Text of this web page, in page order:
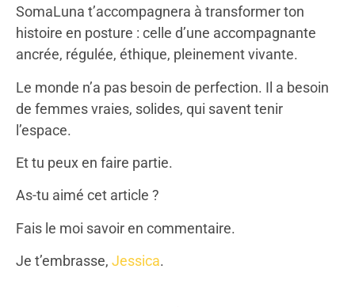
SomaLuna t’accompagnera à transformer ton
histoire en posture : celle d’une accompagnante
ancrée, régulée, éthique, pleinement vivante.
Le monde n’a pas besoin de perfection. Il a besoin
de femmes vraies, solides, qui savent tenir
l’espace.
Et tu peux en faire partie.
As-tu aimé cet article ?
Fais le moi savoir en commentaire.
Je t’embrasse, Jessica.